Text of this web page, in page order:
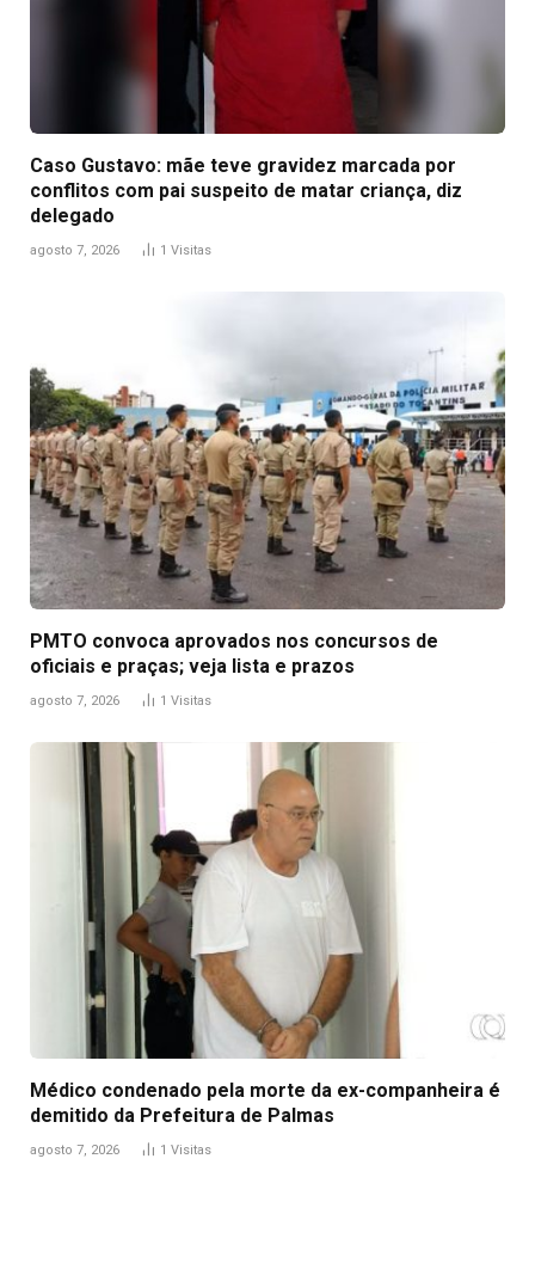
Caso Gustavo: mãe teve gravidez marcada por
conflitos com pai suspeito de matar criança, diz
delegado
agosto 7, 2026 1 Visitas
PMTO convoca aprovados nos concursos de
oficiais e praças; veja lista e prazos
agosto 7, 2026 1 Visitas
Médico condenado pela morte da ex-companheira é
demitido da Prefeitura de Palmas
agosto 7, 2026 1 Visitas